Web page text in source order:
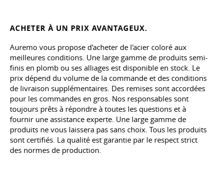
ACHETER À UN PRIX AVANTAGEUX.
Auremo vous propose d'acheter de l'acier coloré aux
meilleures conditions. Une large gamme de produits semi-
finis en plomb ou ses alliages est disponible en stock. Le
prix dépend du volume de la commande et des conditions
de livraison supplémentaires. Des remises sont accordées
pour les commandes en gros. Nos responsables sont
toujours prêts à répondre à toutes les questions et à
fournir une assistance experte. Une large gamme de
produits ne vous laissera pas sans choix. Tous les produits
sont certifiés. La qualité est garantie par le respect strict
des normes de production.